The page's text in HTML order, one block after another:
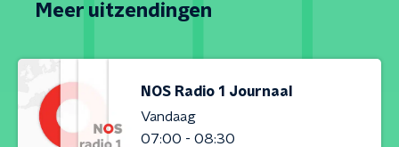
Meer uitzendingen
NOS Radio 1 Journaal
Vandaag
07:00 - 08:30